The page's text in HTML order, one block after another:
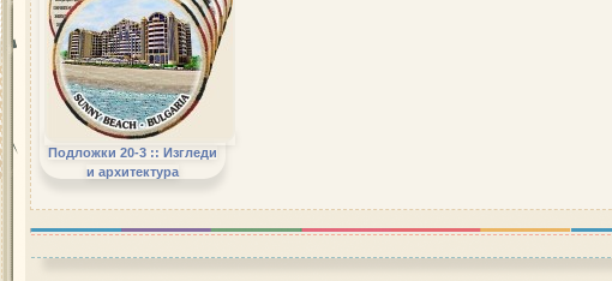
Подложки 20-3 :: Изгледи
и архитектура